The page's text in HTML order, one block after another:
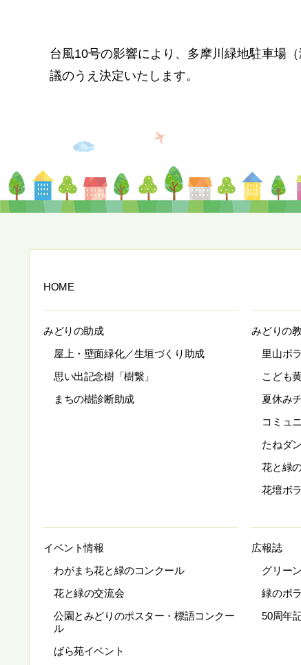
台風10号の影響により、多摩川緑地駐車場
議のうえ決定いたします。
HOME
みどりの助成
屋上・壁面緑化／生垣づくり助成
思い出記念樹「樹繋」
まちの樹診断助成
みどりの
里山ボ
こども
夏休み
コミュ
たねダ
花と緑
花壇ボ
イベント情報
わがまち花と緑のコンクール
花と緑の交流会
公園とみどりのポスター・標語コンクー
ル
ばら苑イベント
広報誌
グリー
緑のボ
50周年